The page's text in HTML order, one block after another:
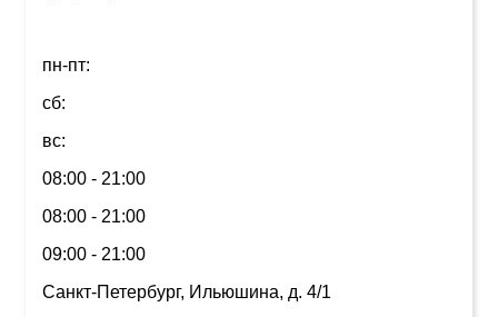
пн-пт:
сб:
вс:
08:00 - 21:00
08:00 - 21:00
09:00 - 21:00
Санкт-Петербург, Ильюшина, д. 4/1